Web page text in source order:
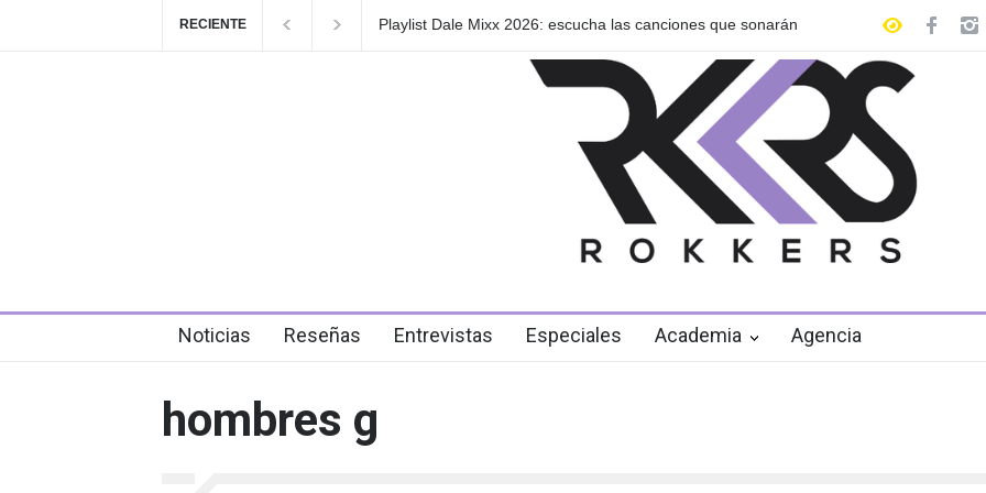
RECIENTE
Playlist Dale Mixx 2026: escucha las canciones que sonarán
GRLS anuncia su
Noticias Reseñas Entrevistas Especiales Academia Agencia
hombres g